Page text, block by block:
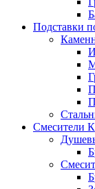
Подставки
Смесители